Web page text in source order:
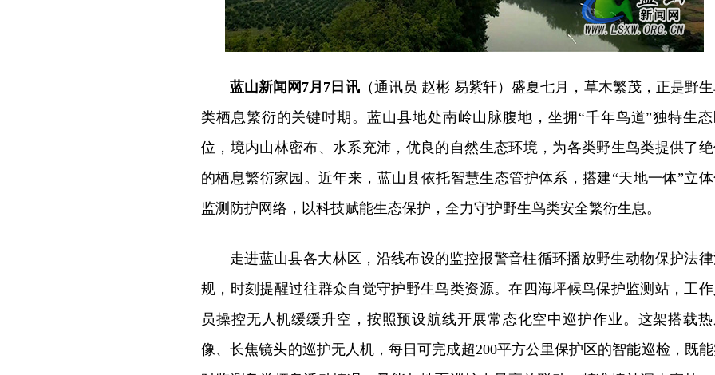
蓝山新闻网7月7日讯（通讯员 赵彬 易紫轩）盛夏七月，草木繁茂，正是野
类栖息繁衍的关键时期。蓝山县地处南岭山脉腹地，坐拥“千年鸟道”独特生态
位，境内山林密布、水系充沛，优良的自然生态环境，为各类野生鸟类提供了
的栖息繁衍家园。近年来，蓝山县依托智慧生态管护体系，搭建“天地一体”立
监测防护网络，以科技赋能生态保护，全力守护野生鸟类安全繁衍生息。
走进蓝山县各大林区，沿线布设的监控报警音柱循环播放野生动物保护法
规，时刻提醒过往群众自觉守护野生鸟类资源。在四海坪候鸟保护监测站，工作
员操控无人机缓缓升空，按照预设航线开展常态化空中巡护作业。这架搭载
像、长焦镜头的巡护无人机，每日可完成超200平方公里保护区的智能巡检，既